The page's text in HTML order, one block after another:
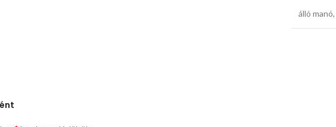
álló manó,